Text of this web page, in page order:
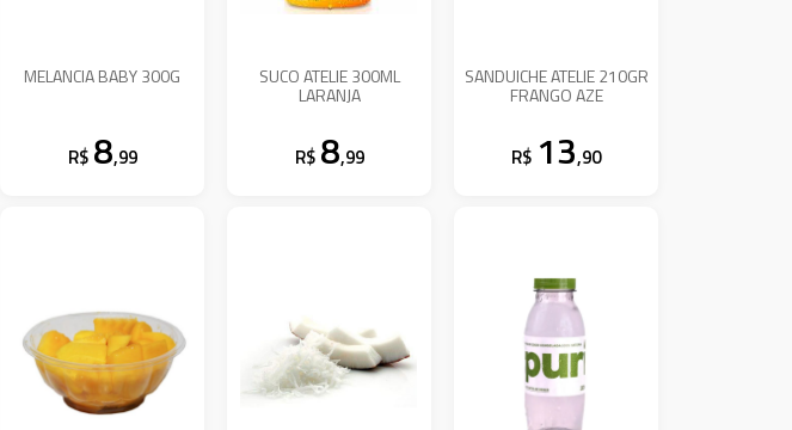
MELANCIA BABY 300G
R$ 8,99
SUCO ATELIE 300ML
LARANJA
R$ 8,99
SANDUICHE ATELIE 210GR
FRANGO AZE
R$ 13,90